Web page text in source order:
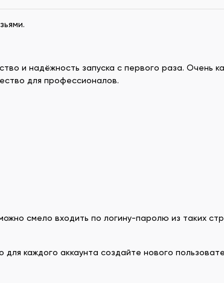
и надёжность запуска с первого раза. Очень
для профессионалов.
смело входить по логину-паролю из таких
каждого аккаунта создайте нового